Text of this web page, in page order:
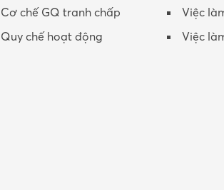
Cơ chế GQ tranh chấp
Quy chế hoạt động
Việc
Việc